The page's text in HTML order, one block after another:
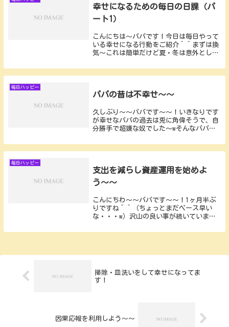
幸せになるための毎日の日課（パ
ート1）
こんにちは〜パパです！今日は毎日やって
いる幸せになる行動をご紹介＾＾まずは換
気〜これは簡単だけど夏・冬は意外としん
開にするのよ〜〜次に言霊〜本当は口に出
して叫んで欲しいのですが、人に見られち
毎日ハッピー
パパの昔は不幸せ〜〜
久しぶり〜〜パパです〜〜！いきなりです
が幸せなパパの過去は兎に角偉そうで、自
分勝手で超嫌な奴でした～wそんなパパ
ます！（今回から文字もシンプルにして独
り言のようにね・・・w）パパが不幸を呼
毎日ハッピー
支出を減らし資産運用を始めよ
う〜〜
こんにちわ〜〜パパです〜〜！1ヶ月半ぶ
りですね＾＾（ちょっとまだペース早い
な・・・w）沢山の良い事が続いています
皆さんは資産運用をやっていますか？？パ
掃除・皿洗いをして幸せになってま
す！
因果応報を利用しよう〜〜